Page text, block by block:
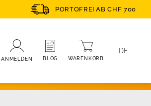
PORTOFREI AB CHF 700
ANMELDEN BLOG WARENKORB
DE